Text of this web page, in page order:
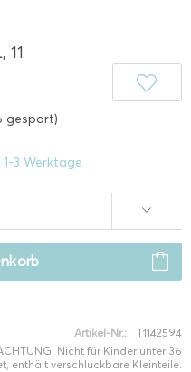
11
gespart)
3 Werktage
Artikel-Nr.:
T1142594
Nicht für Kinder unter 36
enthält verschluckbare Kleinteile.